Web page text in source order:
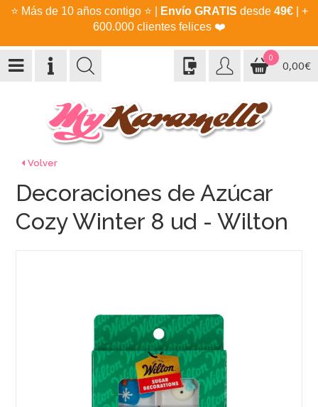
⭐ Más de 10 años contigo ⭐ Envío GRATIS desde 49€| +
600.000 clientes felices ❤️
0
0,00€
Volver
Decoraciones de Azúcar
Cozy Winter 8 ud - Wilton